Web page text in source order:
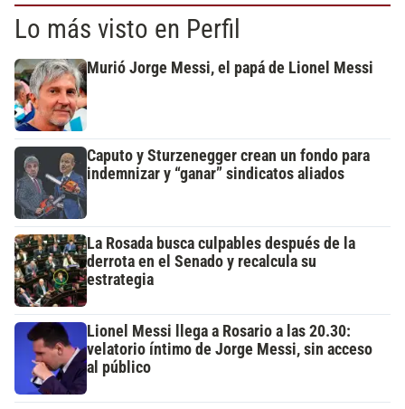
Lo más visto en Perfil
Murió Jorge Messi, el papá de Lionel Messi
Caputo y Sturzenegger crean un fondo para
indemnizar y “ganar” sindicatos aliados
La Rosada busca culpables después de la
derrota en el Senado y recalcula su
estrategia
Lionel Messi llega a Rosario a las 20.30:
velatorio íntimo de Jorge Messi, sin acceso
al público